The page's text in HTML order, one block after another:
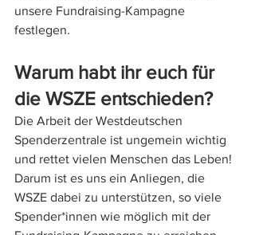
unsere Fundraising-Kampagne
festlegen.
Warum habt ihr euch für
die WSZE entschieden?
Die Arbeit der Westdeutschen
Spenderzentrale ist ungemein wichtig
und rettet vielen Menschen das Leben!
Darum ist es uns ein Anliegen, die
WSZE dabei zu unterstützen, so viele
Spender*innen wie möglich mit der